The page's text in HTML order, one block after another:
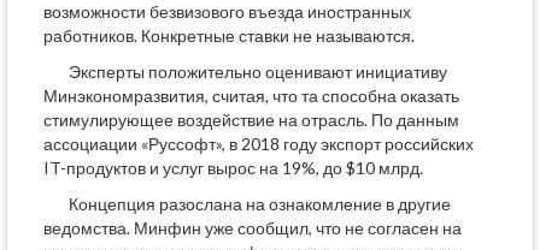
возможности безвизового въезда иностранных
работников. Конкретные ставки не называются.
Эксперты положительно оценивают инициативу
Минэкономразвития, считая, что та способна оказать
стимулирующее воздействие на отрасль. По данным
ассоциации «Руссофт», в 2018 году экспорт российских
IT-продуктов и услуг вырос на 19%, до $10 млрд.
Концепция разослана на ознакомление в другие
ведомства. Минфин уже сообщил, что не согласен на